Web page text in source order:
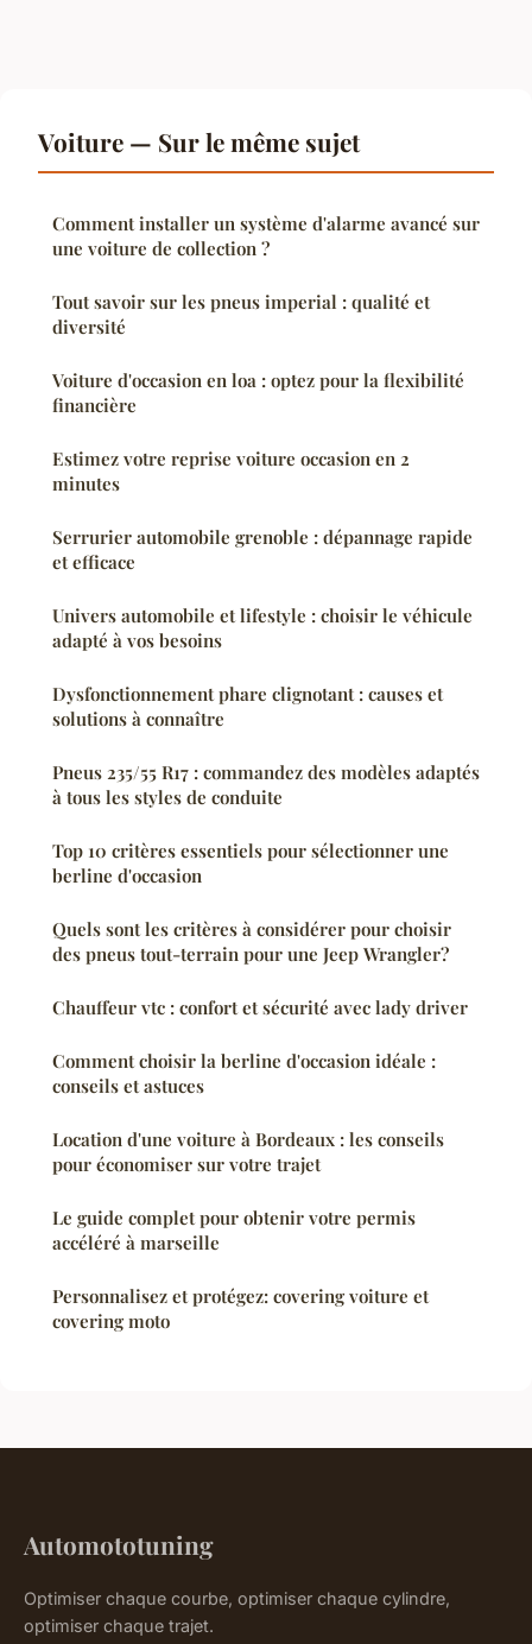
Voiture — Sur le même sujet
Comment installer un système d'alarme avancé sur
une voiture de collection ?
Tout savoir sur les pneus imperial : qualité et
diversité
Voiture d'occasion en loa : optez pour la flexibilité
financière
Estimez votre reprise voiture occasion en 2
minutes
Serrurier automobile grenoble : dépannage rapide
et efficace
Univers automobile et lifestyle : choisir le véhicule
adapté à vos besoins
Dysfonctionnement phare clignotant : causes et
solutions à connaître
Pneus 235/55 R17 : commandez des modèles adaptés
à tous les styles de conduite
Top 10 critères essentiels pour sélectionner une
berline d'occasion
Quels sont les critères à considérer pour choisir
des pneus tout-terrain pour une Jeep Wrangler?
Chauffeur vtc : confort et sécurité avec lady driver
Comment choisir la berline d'occasion idéale :
conseils et astuces
Location d'une voiture à Bordeaux : les conseils
pour économiser sur votre trajet
Le guide complet pour obtenir votre permis
accéléré à marseille
Personnalisez et protégez: covering voiture et
covering moto
Automototuning
Optimiser chaque courbe, optimiser chaque cylindre,
optimiser chaque trajet.